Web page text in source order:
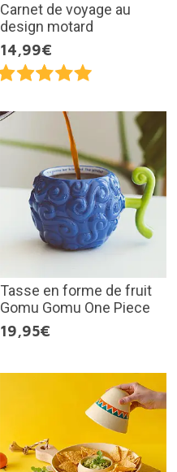
Carnet de voyage au
design motard
14,99€
Tasse en forme de fruit
Gomu Gomu One Piece
19,95€